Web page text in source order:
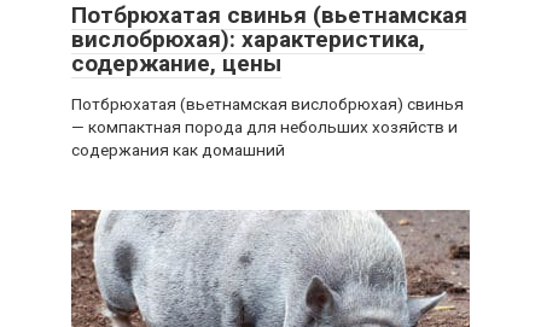
Потбрюхатая свинья (вьетнамская
вислобрюхая): характеристика,
содержание, цены
Потбрюхатая (вьетнамская вислобрюхая) свинья
— компактная порода для небольших хозяйств и
содержания как домашний